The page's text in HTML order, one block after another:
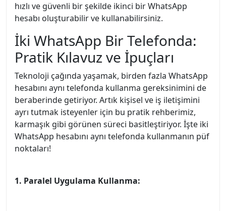
hızlı ve güvenli bir şekilde ikinci bir WhatsApp
hesabı oluşturabilir ve kullanabilirsiniz.
İki WhatsApp Bir Telefonda:
Pratik Kılavuz ve İpuçları
Teknoloji çağında yaşamak, birden fazla WhatsApp
hesabını aynı telefonda kullanma gereksinimini de
beraberinde getiriyor. Artık kişisel ve iş iletişimini
ayrı tutmak isteyenler için bu pratik rehberimiz,
karmaşık gibi görünen süreci basitleştiriyor. İşte iki
WhatsApp hesabını aynı telefonda kullanmanın püf
noktaları!
1. Paralel Uygulama Kullanma: